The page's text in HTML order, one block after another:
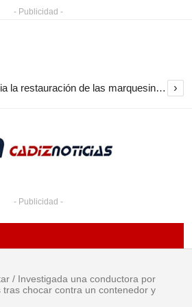
- Publicidad -
El Ayuntamiento inicia la restauración de las marquesinas de Plaza Esteve para volver a instalarlas en el centro de Jerez ›
- Publicidad -
/ Investigada una conductora por
tras chocar contra un contenedor y